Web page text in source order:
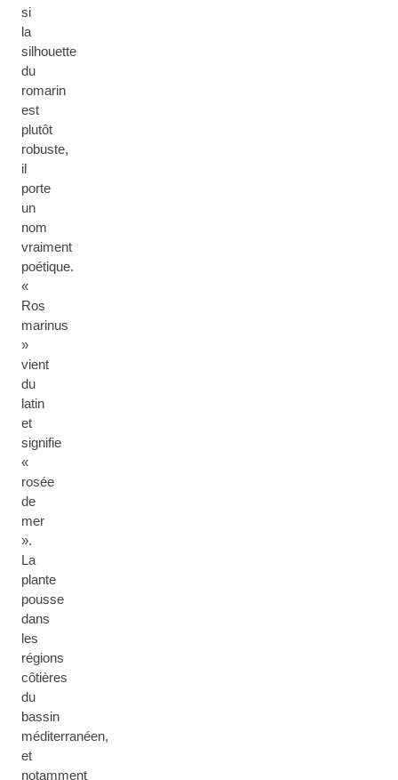
si
la
silhouette
du
romarin
est
plutôt
robuste,
il
porte
un
nom
vraiment
poétique.
«
Ros
marinus
»
vient
du
latin
et
signifie
«
rosée
de
mer
».
La
plante
pousse
dans
les
régions
côtières
du
bassin
méditerranéen,
et
notamment